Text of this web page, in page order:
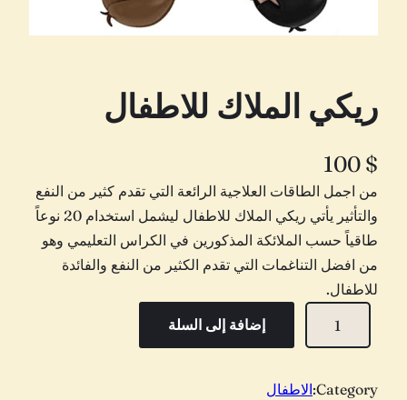
ريكي الملاك للاطفال
100 $
من اجمل الطاقات العلاجية الرائعة التي تقدم كثير من النفع
والتأثير يأتي ريكي الملاك للاطفال ليشمل استخدام 20 نوعاً
طاقياً حسب الملائكة المذكورين في الكراس التعليمي وهو
من افضل التناغمات التي تقدم الكثير من النفع والفائدة
للاطفال.
ة
إضافة إلى السلة
Category: الاطفال